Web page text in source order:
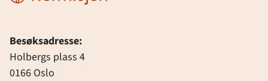
Besøksadresse:
Holbergs plass 4
0166 Oslo